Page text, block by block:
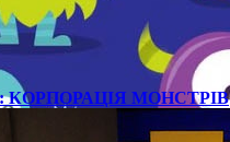
КОРПОРАЦІЯ МОНСТРІВ